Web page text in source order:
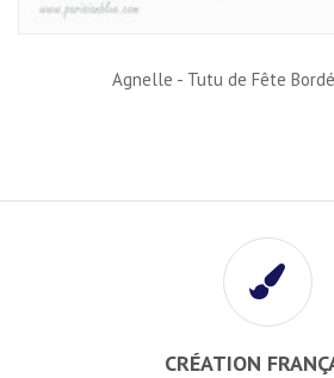
Agnelle - Tutu de Fête
CRÉATION